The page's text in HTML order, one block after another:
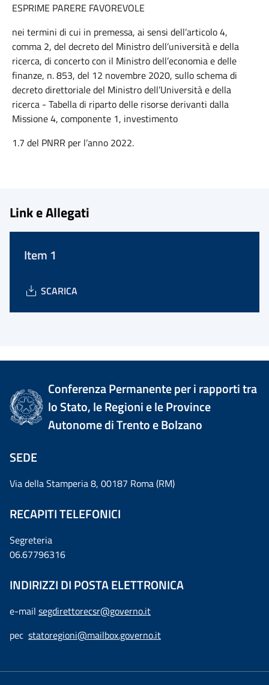
ESPRIME PARERE FAVOREVOLE
nei termini di cui in premessa, ai sensi dell’articolo 4,
comma 2, del decreto del Ministro dell’università e della
ricerca, di concerto con il Ministro dell’economia e delle
finanze, n. 853, del 12 novembre 2020, sullo schema di
decreto direttoriale del Ministro dell’Università e della
ricerca - Tabella di riparto delle risorse derivanti dalla
Missione 4, componente 1, investimento
1.7 del PNRR per l’anno 2022.
Link e Allegati
Item 1
SCARICA
Conferenza Permanente per i rapporti tra
lo Stato, le Regioni e le Province
Autonome di Trento e Bolzano
SEDE
Via della Stamperia 8, 00187 Roma (RM)
RECAPITI TELEFONICI
Segreteria
06.67796316
INDIRIZZI DI POSTA ELETTRONICA
e-mail segdirettorecsr@governo.it
pec statoregioni@mailbox.governo.it